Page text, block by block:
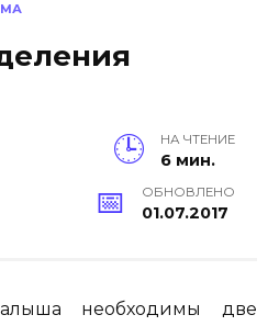
НА ЧТЕНИЕ
6 мин.
ОБНОВЛЕНО
01.07.2017
необходимы две